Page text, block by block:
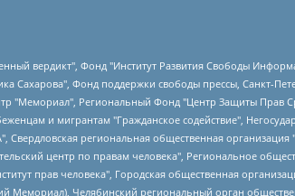
с ограниченной ответственностью "Как бы инагент", Кочетков Игорь Викторович, Общество с ограниченной ответственностью "Честные выборы", Еланчик Олег Александрович, Общество с ограниченной ответственностью "Нобелевский призыв", Гималова Регина Эмилевна, Григорьев Андрей Валерьевич, Григорьева Алина Александровна, Ассоциация по содействию защите прав призывников, альтернативнослужащих и военнослужащих "Правозащитная группа "Гражданин.Армия.Право", Хисамова Регина Фаритовна, Автономная некоммерческая организация по реализации социально-правовых программ "Лилит", Дальневосточное общественное движение "Маяк", Санкт-Петербургская ЛГБТ-инициативная группа "Выход", Инициативная группа ЛГБТ+ "Реверс", Алексеев Андрей Викторович, Бекбулатова Таисия Львовна, Беляев Иван Михайлович, Владыкина Елена Сергеевна, Гельман Марат Александрович, Никульшина Вероника Юрьевна, Толоконникова Надежда Андреевна, Шендерович Виктор Анатольевич, Общество с ограниченной ответственностью "Данное сообщение", Общество с ограниченной ответственностью Издательский дом "Новая глава", Айнбиндер Александра Александровна, Московский комьюнити-центр для ЛГБТ+инициатив, Благотворительный фонд развития филантропии, Deutsche Welle (Германия, Kurt-Schumacher-Strasse 3, 53113 Bonn), Борзунова Мария Михайловна, Воробьев Виктор Викторович, Голубева Анна Львовна, Константинова Алла Михайловна, Малкова Ирина Владимировна, Мурадов Мурад Абдулгалимович, Осетинская Елизавета Николаевна, Понасенков Евгений Николаевич, Ганапольский Матвей Юрьевич, Киселев Евгений Алексеевич, Борухович Ирина Григорьевна, Дремин Иван Тимофеевич, Дубровский Дмитрий Викторович, Красноярская региональная общественная организация поддержки и развития альтернативных образовательных технологий и межкультурных коммуникаций "ИНТЕРРА", Маяковская Екатерина Алексеевна, Фейгин Марк Захарович, Филимонов Андрей Викторович, Дзугкоева Регина Николаевна, Доброхотов Роман Александрович, Дудь Юрий Александрович, Елкин Сергей Владимирович, Кругликов Кирилл Игоревич, Сабунаева Мария Леонидовна, Семенов Алексей Владимирович, Шаинян Карен Багратович, Шульман Екатерина Михайловна, Асафьев Артур Валерьевич, Вахштайн Виктор Семенович, Венедиктов Алексей Алексеевич, Лушникова Екатерина Евгеньевна, Волков Леонид Михайлович, Невзоров Александр Глебович, Пархоменко Сергей Борисович, Сироткин Ярослав Николаевич, Кара-Мурза Владимир Владимирович, Баранова Наталья Владимировна, Гозман